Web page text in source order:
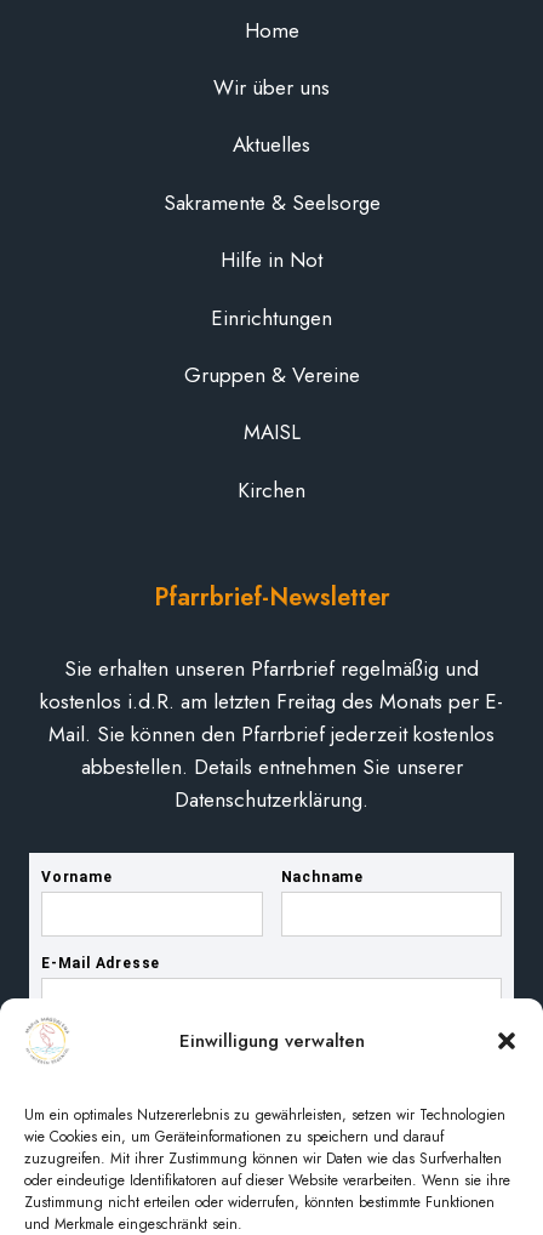
Einwilligung verwalten
Um ein optimales Nutzererlebnis zu gewährleisten, setzen wir Technologien
wie Cookies ein, um Geräteinformationen zu speichern und darauf
zuzugreifen. Mit ihrer Zustimmung können wir Daten wie das Surfverhalten
oder eindeutige Identifikatoren auf dieser Website verarbeiten. Wenn sie ihre
Zustimmung nicht erteilen oder widerrufen, könnten bestimmte Funktionen
und Merkmale eingeschränkt sein.
Home
Wir über uns
Aktuelles
Sakramente & Seelsorge
Hilfe in Not
Einrichtungen
Gruppen & Vereine
MAISL
Kirchen
Pfarrbrief-Newsletter
Sie erhalten unseren Pfarrbrief regelmäßig und
kostenlos i.d.R. am letzten Freitag des Monats per E-
Mail. Sie können den Pfarrbrief jederzeit kostenlos
abbestellen. Details entnehmen Sie unserer
Datenschutzerklärung.